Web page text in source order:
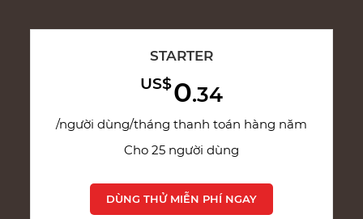
STARTER
US$0.34
/người dùng/tháng thanh toán hàng năm
Cho 25 người dùng
DÙNG THỬ MIỄN PHÍ NGAY